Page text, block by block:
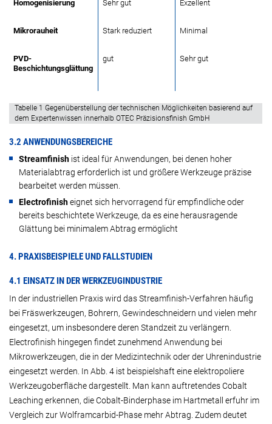
Homogenisierung Sehr gut Exzellent
Mikrorauheit Stark reduziert Minimal
PVD-
Beschichtungsglättung
gut Sehr gut
Tabelle 1 Gegenüberstellung der technischen Möglichkeiten basierend auf
dem Expertenwissen innerhalb OTEC Präzisionsfinish GmbH
3.2 ANWENDUNGSBEREICHE
Streamfinish ist ideal für Anwendungen, bei denen hoher
Materialabtrag erforderlich ist und größere Werkzeuge präzise
bearbeitet werden müssen.
Electrofinisheignet sich hervorragend für empfindliche oder
bereits beschichtete Werkzeuge, da es eine herausragende
Glättung bei minimalem Abtrag ermöglicht
4. PRAXISBEISPIELE UND FALLSTUDIEN
4.1 EINSATZ IN DER WERKZEUGINDUSTRIE
In der industriellen Praxis wird das Streamfinish-Verfahren häufig
bei Fräswerkzeugen, Bohrern, Gewindeschneidern und vielen mehr
eingesetzt, um insbesondere deren Standzeit zu verlängern.
Electrofinish hingegen findet zunehmend Anwendung bei
Mikrowerkzeugen, die in der Medizintechnik oder der Uhrenindustrie
eingesetzt werden. In Abb. 4 ist beispielshaft eine elektropoliere
Werkzeugoberfläche dargestellt. Man kann auftretendes Cobalt
Leaching erkennen, die Cobalt-Binderphase im Hartmetall erfuhr im
Vergleich zur Wolframcarbid-Phase mehr Abtrag. Zudem deutet